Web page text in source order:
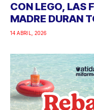
CON LEGO, LAS
MADRE DURAN
14 ABRIL, 2026